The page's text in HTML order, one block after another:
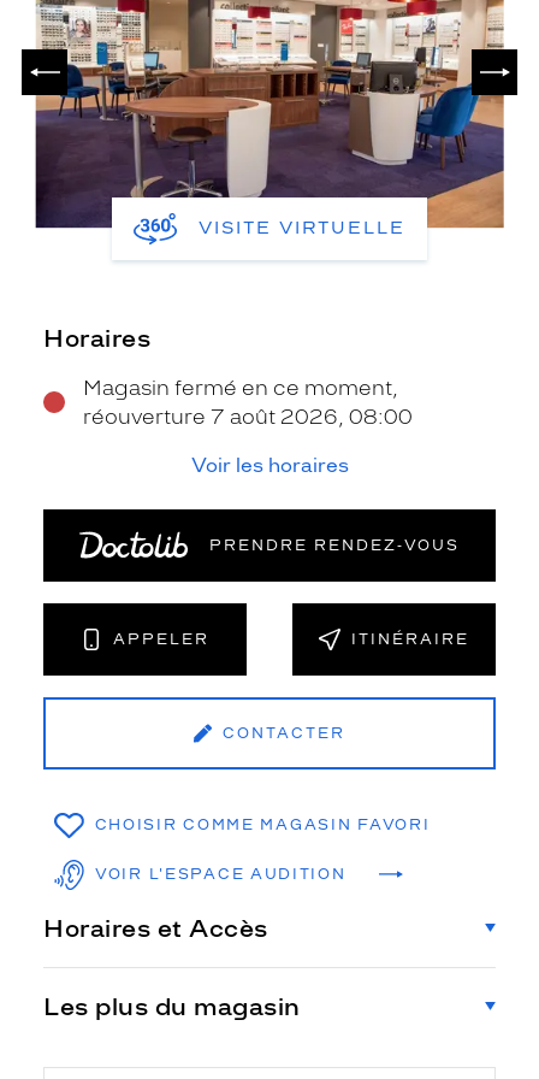
PRÉCÉDENT
VISITE VIRTUELLE
Horaires
Magasin fermé en ce moment,
réouverture 7 août 2026, 08:00
Voir les horaires
PRENDRE RENDEZ‑VOUS
APPELER ITINÉRAIRE
CONTACTER
CHOISIR COMME MAGASIN FAVORI
VOIR L'ESPACE AUDITION
Horaires et Accès
Les plus du magasin